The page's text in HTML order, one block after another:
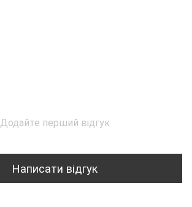
Додайте перший відгук
Написати відгук